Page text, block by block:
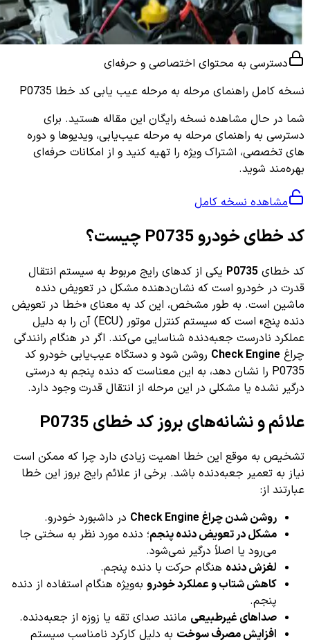
دسترسی به محتوای اختصاصی و حرفه‌ای
نسخه کامل راهنمای مرحله به مرحله عیب یابی کد خطا P0735
شما در حال مشاهده نسخه رایگان این مقاله هستید. برای
دسترسی به راهنمای مرحله به مرحله عیب‌یابی، ویدیوها و دوره
های تخصصی، اشتراک ویژه را تهیه کنید و از امکانات حرفه‌ای
بهره‌مند شوید.
مشاهده نسخه کامل
کد خطای خودرو P0735 چیست؟
کد خطای P0735 یکی از کدهای رایج مربوط به سیستم انتقال
قدرت در خودرو است که نشان‌دهنده مشکل در تعویض دنده
ماشین است. به طور مشخص، این کد به معنای «خطا در تعویض
دنده پنج» است که سیستم کنترل موتور (ECU) آن را به دلیل
عملکرد نادرست جعبه‌دنده شناسایی می‌کند. اگر در هنگام رانندگی
چراغ Check Engine روشن شود و دستگاه عیب‌یابی خودرو کد
P0735 را نشان دهد، به این معناست که دنده پنجم به درستی
درگیر نشده یا مشکلی در این مرحله از انتقال قدرت وجود دارد.
علائم و نشانه‌های بروز کد خطای P0735
تشخیص به موقع این خطا اهمیت زیادی دارد چرا که ممکن است
نیاز به تعمیر جعبه‌دنده باشد. برخی از علائم رایج بروز این خطا
عبارتند از:
روشن شدن چراغ Check Engine
در داشبورد خودرو.
مشکل در تعویض دنده پنجم؛ دنده مورد نظر به سختی جا
می‌رود یا اصلاً درگیر نمی‌شود.
لغزش دنده هنگام حرکت با دنده پنجم.
کاهش شتاب و عملکرد خودرو به‌ویژه هنگام استفاده از دنده
پنجم.
صداهای غیرطبیعی مانند صدای تقه یا زوزه از جعبه‌دنده.
افزایش مصرف سوخت به دلیل کارکرد نامناسب سیستم